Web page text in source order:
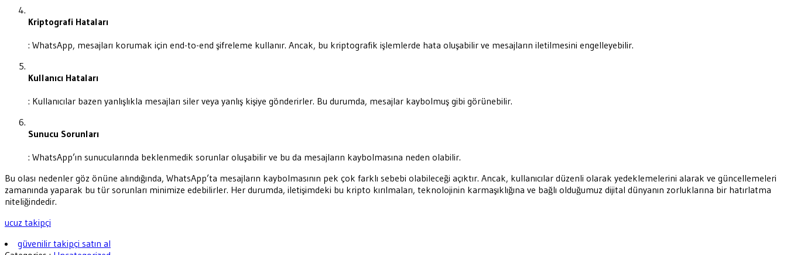
Kriptografi Hataları
: WhatsApp, mesajları korumak için end-to-end şifreleme kullanır. Ancak, bu kriptografik işlemlerde hata oluşabilir ve mesajların iletilmesini engelleyebilir.
Kullanıcı Hataları
: Kullanıcılar bazen yanlışlıkla mesajları siler veya yanlış kişiye gönderirler. Bu durumda, mesajlar kaybolmuş gibi görünebilir.
Sunucu Sorunları
: WhatsApp’ın sunucularında beklenmedik sorunlar oluşabilir ve bu da mesajların kaybolmasına neden olabilir.
Bu olası nedenler göz önüne alındığında, WhatsApp’ta mesajların kaybolmasının pek çok farklı sebebi olabileceği açıktır. Ancak, kullanıcılar düzenli olarak yedeklemelerini alarak ve güncellemeleri
zamanında yaparak bu tür sorunları minimize edebilirler. Her durumda, iletişimdeki bu kripto kırılmaları, teknolojinin karmaşıklığına ve bağlı olduğumuz dijital dünyanın zorluklarına bir hatırlatma
niteliğindedir.
ucuz takipçi
güvenilir takipçi satın al